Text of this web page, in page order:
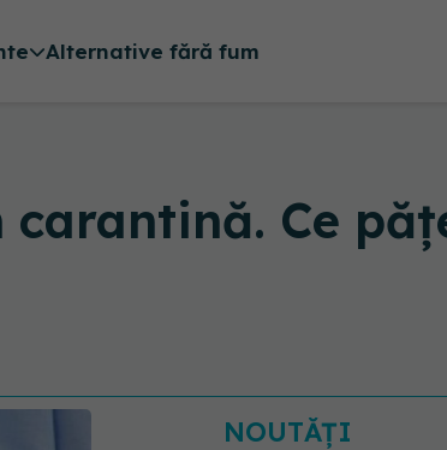
Alternative fără fum
Ce
NOUTĂȚI